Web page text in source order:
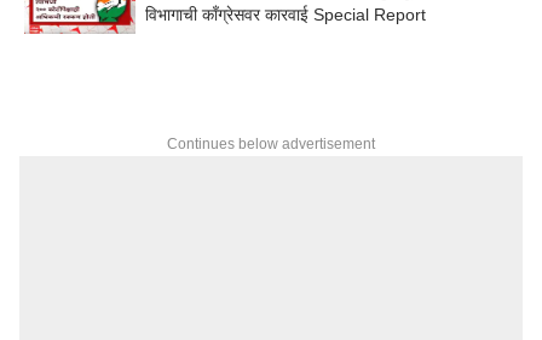
विभागाची काँग्रेसवर कारवाई Special Report
Continues below advertisement